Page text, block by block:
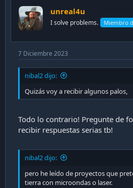
o
n
s
unreal4u
I solve problems. Miembro
7 Diciembre 2023
nibal2 dijo:
Quizás voy a recibir algunos palos,
Todo lo contrario! Pregunte de
recibir respuestas serias tb!
nibal2 dijo:
pero he leído de proyectos que
tierra con microondas o laser.